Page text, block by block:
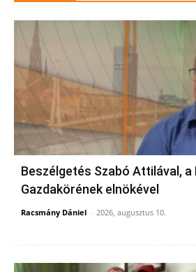
Beszélgetés Szabó Attilával, a
Gazdakörének elnökével
Racsmány Dániel - 2026, augusztus 10.